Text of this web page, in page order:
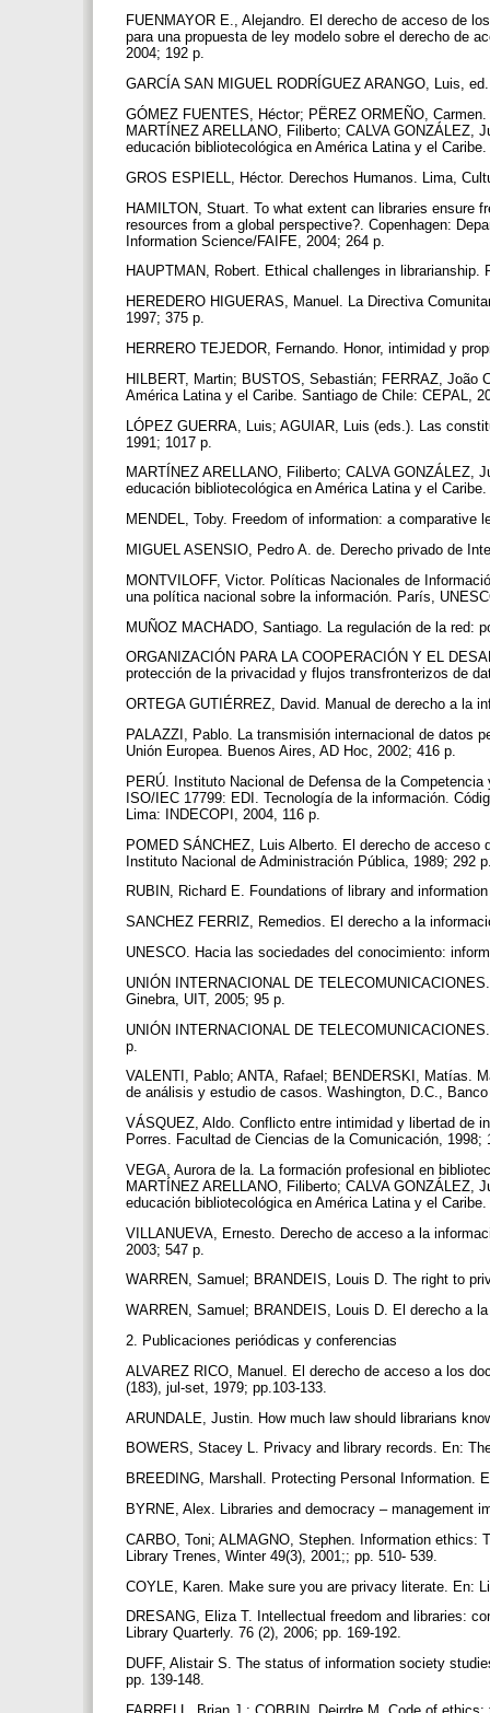
FUENMAYOR E., Alejandro. El derecho de acceso de
para una propuesta de ley modelo sobre el derecho de
2004; 192 p.
GARCÍA SAN MIGUEL RODRÍGUEZ ARANGO, Luis,
GÓMEZ FUENTES, Héctor; PËREZ ORMEÑO,
MARTÍNEZ ARELLANO, Filiberto; CALVA
educación bibliotecológica en América Latina y el
GROS ESPIELL, Héctor. Derechos Humanos. Lima,
HAMILTON, Stuart. To what extent can libraries ensure
resources from a global perspective?. Copenhagen:
Information Science/FAIFE, 2004; 264 p.
HAUPTMAN, Robert. Ethical challenges in
HEREDERO HIGUERAS, Manuel. La Directiva
1997; 375 p.
HERRERO TEJEDOR, Fernando. Honor, intimidad y
HILBERT, Martin; BUSTOS, Sebastián; FERRAZ, João
América Latina y el Caribe. Santiago de Chile: CEPAL,
LÓPEZ GUERRA, Luis; AGUIAR, Luis (eds.). Las
1991; 1017 p.
MARTÍNEZ ARELLANO, Filiberto; CALVA
educación bibliotecológica en América Latina y el
MENDEL, Toby. Freedom of information: a
MIGUEL ASENSIO, Pedro A. de. Derecho privado de
MONTVILOFF, Victor. Políticas Nacionales de
una política nacional sobre la información. París,
MUÑOZ MACHADO, Santiago. La regulación de la red:
ORGANIZACIÓN PARA LA COOPERACIÓN Y EL
protección de la privacidad y flujos transfronterizos de
ORTEGA GUTIÉRREZ, David. Manual de derecho a la
PALAZZI, Pablo. La transmisión internacional de datos
Unión Europea. Buenos Aires, AD Hoc, 2002; 416 p.
PERÚ. Instituto Nacional de Defensa de la
ISO/IEC 17799: EDI. Tecnología de la información.
Lima: INDECOPI, 2004, 116 p.
POMED SÁNCHEZ, Luis Alberto. El derecho de
Instituto Nacional de Administración Pública, 1989; 292
RUBIN, Richard E. Foundations of library and
SANCHEZ FERRIZ, Remedios. El derecho a la
UNESCO. Hacia las sociedades del conocimiento:
UNIÓN INTERNACIONAL DE
Ginebra, UIT, 2005; 95 p.
UNIÓN INTERNACIONAL DE
p.
VALENTI, Pablo; ANTA, Rafael; BENDERSKI, Matías.
de análisis y estudio de casos. Washington, D.C.,
VÁSQUEZ, Aldo. Conflicto entre intimidad y libertad de
Porres. Facultad de Ciencias de la Comunicación, 1998;
VEGA, Aurora de la. La formación profesional en
MARTÍNEZ ARELLANO, Filiberto; CALVA
educación bibliotecológica en América Latina y el
VILLANUEVA, Ernesto. Derecho de acceso a la
2003; 547 p.
WARREN, Samuel; BRANDEIS, Louis D. The right to
WARREN, Samuel; BRANDEIS, Louis D. El derecho a
2. Publicaciones periódicas y conferencias
ALVAREZ RICO, Manuel. El derecho de acceso a los
(183), jul-set, 1979; pp.103-133.
ARUNDALE, Justin. How much law should librarians
BOWERS, Stacey L. Privacy and library records. En:
BREEDING, Marshall. Protecting Personal Information.
BYRNE, Alex. Libraries and democracy – management
CARBO, Toni; ALMAGNO, Stephen. Information ethics:
Library Trenes, Winter 49(3), 2001;; pp. 510- 539.
COYLE, Karen. Make sure you are privacy literate. En:
DRESANG, Eliza T. Intellectual freedom and libraries:
Library Quarterly. 76 (2), 2006; pp. 169-192.
DUFF, Alistair S. The status of information society
pp. 139-148.